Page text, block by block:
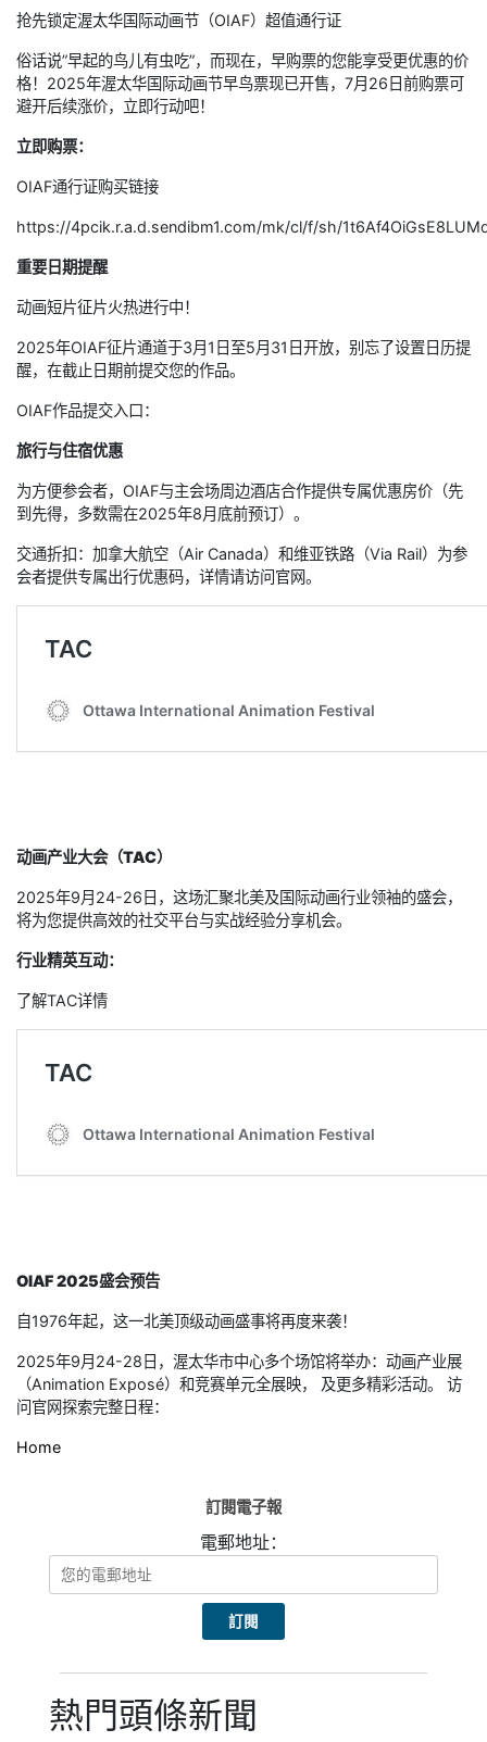
抢先锁定渥太华国际动画节（OIAF）超值通行证
俗话说”早起的鸟儿有虫吃”，而现在，早购票的您能享受更优惠的价
格！2025年渥太华国际动画节早鸟票现已开售，7月26日前购票可
避开后续涨价，立即行动吧！
立即购票：
OIAF通行证购买链接
https://4pcik.r.a.d.sendibm1.com/mk/cl/f/sh/
重要日期提醒
动画短片征片火热进行中！
2025年OIAF征片通道于3月1日至5月31日开放，别忘了设置日历提
醒，在截止日期前提交您的作品。
OIAF作品提交入口：
旅行与住宿优惠
为方便参会者，OIAF与主会场周边酒店合作提供专属优惠房价（先
到先得，多数需在2025年8月底前预订）。
交通折扣：加拿大航空（Air Canada）和维亚铁路（Via Rail）为参
会者提供专属出行优惠码，详情请访问官网。
动画产业大会（TAC）
2025年9月24-26日，这场汇聚北美及国际动画行业领袖的盛会，
将为您提供高效的社交平台与实战经验分享机会。
行业精英互动：
了解TAC详情
OIAF 2025盛会预告
自1976年起，这一北美顶级动画盛事将再度来袭！
2025年9月24-28日，渥太华市中心多个场馆将举办：动画产业展
（Animation Exposé）和竞赛单元全展映， 及更多精彩活动。 访
问官网探索完整日程：
Home
訂閱電子報
電郵地址：
熱門頭條新聞